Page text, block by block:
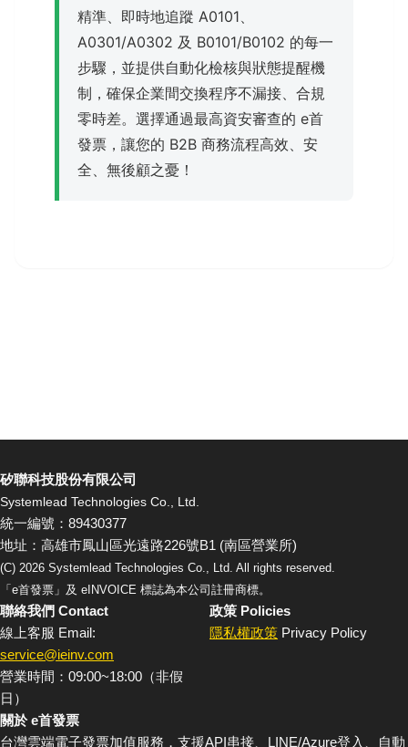
精準、即時地追蹤 A0101、
A0301/A0302 及 B0101/B0102 的每一
步驟，並提供自動化檢核與狀態提醒機
制，確保企業間交換程序不漏接、合規
零時差。選擇通過最高資安審查的 e首
發票，讓您的 B2B 商務流程高效、安
全、無後顧之憂！
矽聯科技股份有限公司
Systemlead Technologies Co., Ltd.
統一編號：89430377
地址：高雄市鳳山區光遠路226號B1 (南區營業所)
(C) 2026 Systemlead Technologies Co., Ltd. All rights reserved.
「e首發票」及 eINVOICE 標誌為本公司註冊商標。
聯絡我們 Contact
線上客服 Email:
service@ieinv.com
營業時間：09:00~18:00（非假
日）
政策 Policies
隱私權政策 Privacy Policy
關於 e首發票
台灣雲端電子發票加值服務，支援API串接、LINE/Azure登入、自動